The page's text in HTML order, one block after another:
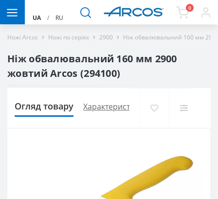
UA / RU
0
Ножі Arcos Ножі по серіях 2900 Ніж обвалювальний 160 мм
Ніж обвалювальний 160 мм 2900
жовтий Arcos (294100)
Огляд товару Характеристики Доставка і